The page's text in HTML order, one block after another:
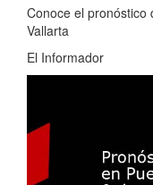
Conoce el pronóstico
Vallarta
El Informador